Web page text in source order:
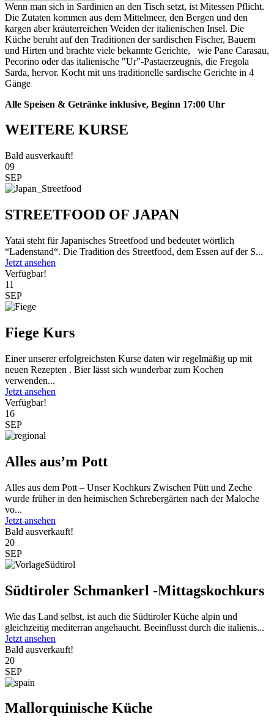
Wenn man sich in Sardinien an den Tisch setzt, ist Mitessen Pflicht.
Die Zutaten kommen aus dem Mittelmeer, den Bergen und den
kargen aber kräuterreichen Weiden der italienischen Insel. Die
Küche beruht auf den Traditionen der sardischen Fischer, Bauern
und Hirten und brachte viele bekannte Gerichte, wie Pane Carasau,
Pecorino oder das italienische "Ur"-Pastaerzeugnis, die Fregola
Sarda, hervor. Kocht mit uns traditionelle sardische Gerichte in 4
Gänge
Alle Speisen & Getränke inklusive, Beginn 17:00 Uhr
WEITERE KURSE
Bald ausverkauft!
09
SEP
STREETFOOD OF JAPAN
Yatai steht für Japanisches Streetfood und bedeutet wörtlich
“Ladenstand“. Die Tradition des Streetfood, dem Essen auf der S...
Jetzt ansehen
Verfügbar!
11
SEP
Fiege Kurs
Einer unserer erfolgreichsten Kurse daten wir regelmäßig up mit
neuen Rezepten . Bier lässt sich wunderbar zum Kochen
verwenden...
Jetzt ansehen
Verfügbar!
16
SEP
Alles aus’m Pott
Alles aus dem Pott – Unser Kochkurs Zwischen Pütt und Zeche
wurde früher in den heimischen Schrebergärten nach der Maloche
vo...
Jetzt ansehen
Bald ausverkauft!
20
SEP
Südtiroler Schmankerl -Mittagskochkurs
Wie das Land selbst, ist auch die Südtiroler Küche alpin und
gleichzeitig mediterran angehaucht. Beeinflusst durch die italienis...
Jetzt ansehen
Bald ausverkauft!
20
SEP
Mallorquinische Küche